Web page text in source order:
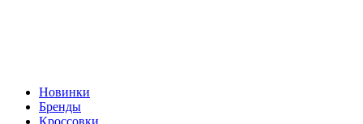
Новинки
Бренды
Кроссовки